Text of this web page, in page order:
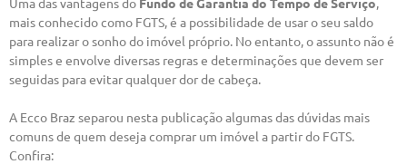
mais conhecido como FGTS, é a possibilidade de usar o seu saldo
para realizar o sonho do imóvel próprio. No entanto, o assunto não é
simples e envolve diversas regras e determinações que devem ser
seguidas para evitar qualquer dor de cabeça.
A Ecco Braz separou nesta publicação algumas das dúvidas mais
comuns de quem deseja comprar um imóvel a partir do FGTS.
Confira: